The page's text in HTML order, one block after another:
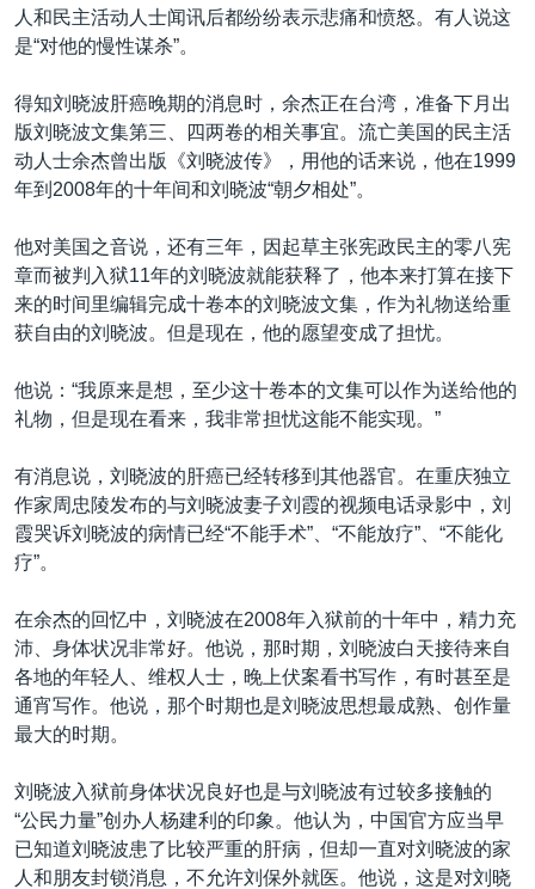
台海两岸关系
南中国海争端
关注西藏
关注新疆
GEN Z 看美国
其他语言网站
人和民主活动人士闻讯后都纷纷表示悲痛和愤怒。有人说这
是“对他的慢性谋杀”。
得知刘晓波肝癌晚期的消息时，余杰正在台湾，准备下月出
版刘晓波文集第三、四两卷的相关事宜。流亡美国的民主活
动人士余杰曾出版《刘晓波传》，用他的话来说，他在1999
年到2008年的十年间和刘晓波“朝夕相处”。
他对美国之音说，还有三年，因起草主张宪政民主的零八宪
章而被判入狱11年的刘晓波就能获释了，他本来打算在接下
来的时间里编辑完成十卷本的刘晓波文集，作为礼物送给重
获自由的刘晓波。但是现在，他的愿望变成了担忧。
他说：“我原来是想，至少这十卷本的文集可以作为送给他的
礼物，但是现在看来，我非常担忧这能不能实现。”
有消息说，刘晓波的肝癌已经转移到其他器官。在重庆独立
作家周忠陵发布的与刘晓波妻子刘霞的视频电话录影中，刘
霞哭诉刘晓波的病情已经“不能手术”、“不能放疗”、“不能化
疗”。
在余杰的回忆中，刘晓波在2008年入狱前的十年中，精力充
沛、身体状况非常好。他说，那时期，刘晓波白天接待来自
各地的年轻人、维权人士，晚上伏案看书写作，有时甚至是
通宵写作。他说，那个时期也是刘晓波思想最成熟、创作量
最大的时期。
刘晓波入狱前身体状况良好也是与刘晓波有过较多接触的
“公民力量”创办人杨建利的印象。他认为，中国官方应当早
已知道刘晓波患了比较严重的肝病，但却一直对刘晓波的家
人和朋友封锁消息，不允许刘保外就医。他说，这是对刘晓